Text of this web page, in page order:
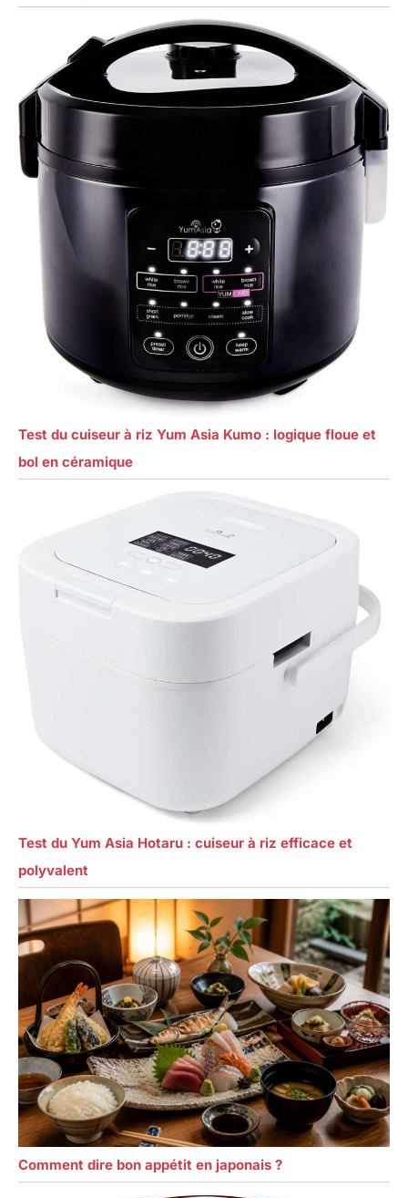
Test du cuiseur à riz Yum Asia Kumo : logique floue et
bol en céramique
Test du Yum Asia Hotaru : cuiseur à riz efficace et
polyvalent
Comment dire bon appétit en japonais ?